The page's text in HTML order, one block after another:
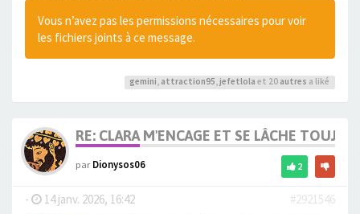
Vous n’avez pas les permissions nécessaires pour voir
les fichiers joints à ce message.
gemini, attraction95, jefetlola et 20 autres a liké
RE: CLARA M'ENCAGE ET SE LÂCHE
parDionysos06 2
- 14 janv. 2026, 16:42
#2921546